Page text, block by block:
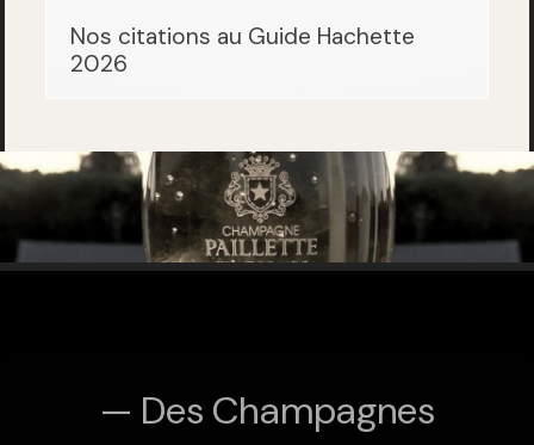
Nos citations au Guide Hachette
2026
— Des Champagnes